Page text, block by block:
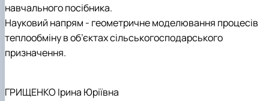
навчального посібника.
Науковий напрям - геометричне моделювання процесів
теплообміну в об’єктах сільськогосподарського
призначення.
ГРИЩЕНКО Ірина Юріївна